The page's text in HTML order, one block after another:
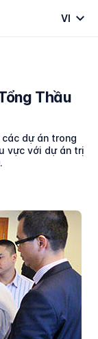
VI
Thầu
dự án trong
vực với dự án trị